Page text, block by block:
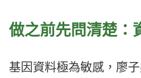
做之前先問清楚：
基因資料極為敏感，廖